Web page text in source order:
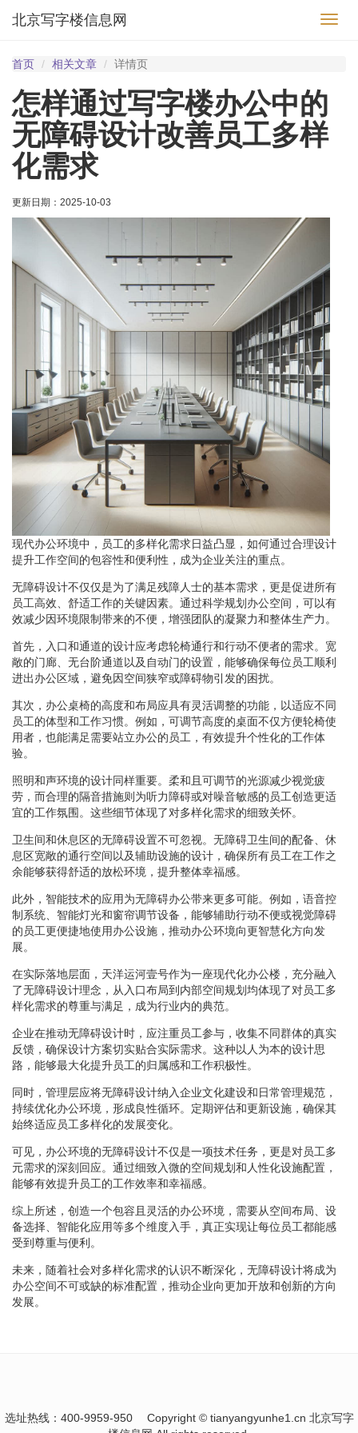
切
北京写字楼信息网
首页 相关文章 详情页
怎样通过写字楼办公中的
无障碍设计改善员工多样
化需求
更新日期： 2025-10-03
现代办公环境中，员工的多样化需求日益凸显，如何通过合理设计
提升工作空间的包容性和便利性，成为企业关注的重点。
无障碍设计不仅仅是为了满足残障人士的基本需求，更是促进所有
员工高效、舒适工作的关键因素。通过科学规划办公空间，可以有
效减少因环境限制带来的不便，增强团队的凝聚力和整体生产力。
首先，入口和通道的设计应考虑轮椅通行和行动不便者的需求。宽
敞的门廊、无台阶通道以及自动门的设置，能够确保每位员工顺利
进出办公区域，避免因空间狭窄或障碍物引发的困扰。
其次，办公桌椅的高度和布局应具有灵活调整的功能，以适应不同
员工的体型和工作习惯。例如，可调节高度的桌面不仅方便轮椅使
用者，也能满足需要站立办公的员工，有效提升个性化的工作体
验。
照明和声环境的设计同样重要。柔和且可调节的光源减少视觉疲
劳，而合理的隔音措施则为听力障碍或对噪音敏感的员工创造更适
宜的工作氛围。这些细节体现了对多样化需求的细致关怀。
卫生间和休息区的无障碍设置不可忽视。无障碍卫生间的配备、休
息区宽敞的通行空间以及辅助设施的设计，确保所有员工在工作之
余能够获得舒适的放松环境，提升整体幸福感。
此外，智能技术的应用为无障碍办公带来更多可能。例如，语音控
制系统、智能灯光和窗帘调节设备，能够辅助行动不便或视觉障碍
的员工更便捷地使用办公设施，推动办公环境向更智慧化方向发
展。
在实际落地层面，天洋运河壹号作为一座现代化办公楼，充分融入
了无障碍设计理念，从入口布局到内部空间规划均体现了对员工多
样化需求的尊重与满足，成为行业内的典范。
企业在推动无障碍设计时，应注重员工参与，收集不同群体的真实
反馈，确保设计方案切实贴合实际需求。这种以人为本的设计思
路，能够最大化提升员工的归属感和工作积极性。
同时，管理层应将无障碍设计纳入企业文化建设和日常管理规范，
持续优化办公环境，形成良性循环。定期评估和更新设施，确保其
始终适应员工多样化的发展变化。
可见，办公环境的无障碍设计不仅是一项技术任务，更是对员工多
元需求的深刻回应。通过细致入微的空间规划和人性化设施配置，
能够有效提升员工的工作效率和幸福感。
综上所述，创造一个包容且灵活的办公环境，需要从空间布局、设
备选择、智能化应用等多个维度入手，真正实现让每位员工都能感
受到尊重与便利。
未来，随着社会对多样化需求的认识不断深化，无障碍设计将成为
办公空间不可或缺的标准配置，推动企业向更加开放和创新的方向
发展。
选址热线：400-9959-950
Copyright © tianyangyunhe1.cn 北京写字